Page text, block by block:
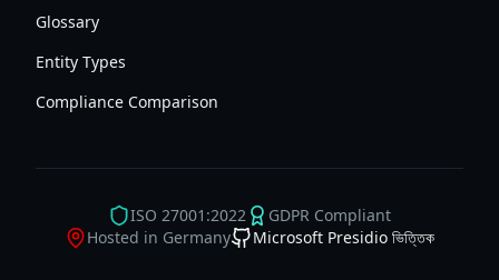
Glossary
Entity Types
Compliance Comparison
ISO 27001:2022
GDPR Compliant
Hosted in Germany
Microsoft Presidio ভিত্তিক